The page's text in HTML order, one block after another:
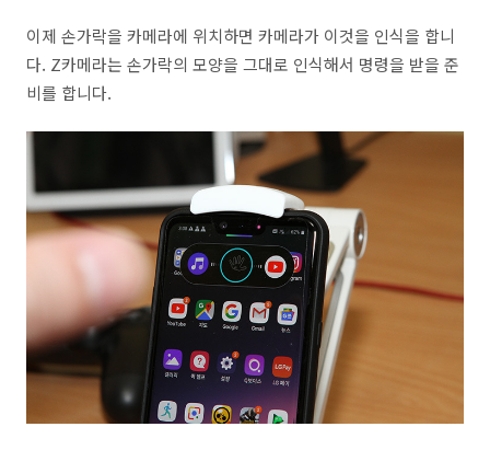
이제 손가락을 카메라에 위치하면 카메라가 이것을 인식을 합니
다. Z카메라는 손가락의 모양을 그대로 인식해서 명령을 받을 준
비를 합니다.